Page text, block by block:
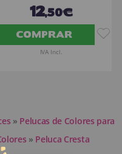
12,50€
COMPRAR
IVA Incl.
» Pelucas de Colores para
» Peluca Cresta